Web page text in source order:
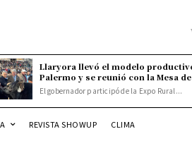
Llaryora llevó el modelo
Palermo y se reunió con la Mesa
El gobernador participó de la Expo Rural...
REVISTA SHOWUP CLIMA